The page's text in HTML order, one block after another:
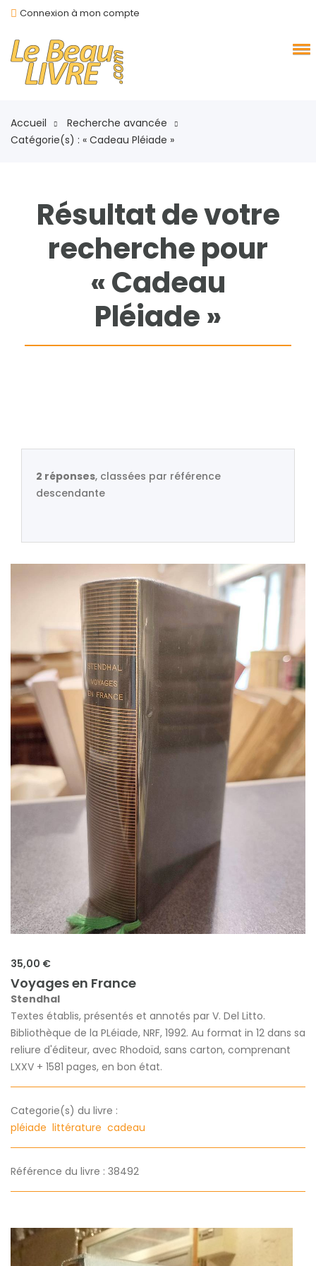
Connexion à mon compte
Accueil
Recherche avancée
Catégorie(s) : « Cadeau Pléiade »
Résultat de votre
recherche pour
« Cadeau
Pléiade »
2 réponses, classées par référence
descendante
35,00 €
Voyages en France
Stendhal
Textes établis, présentés et annotés par V. Del Litto.
Bibliothèque de la PLéiade, NRF, 1992. Au format in 12 dans sa
reliure d'éditeur, avec Rhodoïd, sans carton, comprenant
LXXV + 1581 pages, en bon état.
Categorie(s) du livre :
pléiade littérature cadeau
Référence du livre : 38492